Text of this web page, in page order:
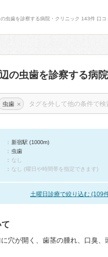
虫歯を診察する病院・クリニック 143件 口コ
の虫歯を診察する病
虫歯 ×
新宿駅 (1000m)
虫歯
なし
なし (曜日や時間帯を指定できます)
土曜日診療で絞り込む (109
穴が開く、歯茎の腫れ、口臭、